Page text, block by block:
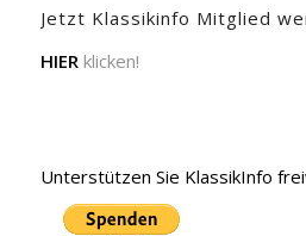
Jetzt Klassikinfo Mitglied
HIERklicken!
Unterstützen Sie KlassikInfo